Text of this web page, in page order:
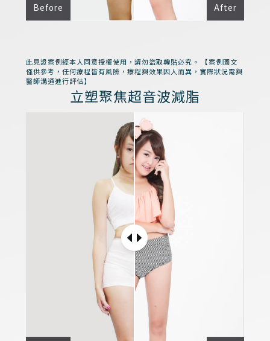
After
Before
此見證案例經本人同意授權使用，請勿盜取轉貼必究。 【案例圖文
僅供參考，任何療程皆有風險，療程與效果因人而異，實際狀況需與
醫師溝通進行評估】
立塑聚焦超音波減脂